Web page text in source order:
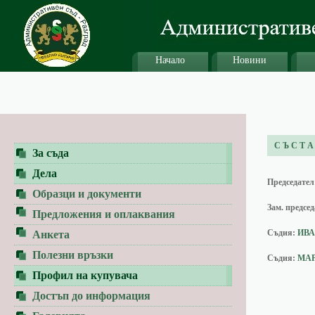
Начало Новини
За съда
Дела
Образци и документи
Предложения и оплаквания
Анкета
Полезни връзки
Профил на купувача
Достъп до информация
С Ъ С Т А
Зам.
Съдия:
Съдия: